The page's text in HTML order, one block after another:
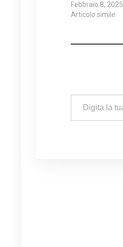
Febbraio 8, 2025
Articolo simile
Digita la tua e-mail...